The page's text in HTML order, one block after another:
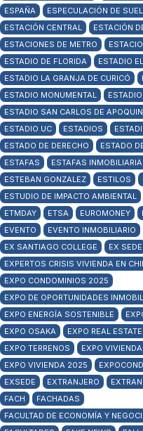
ESPAÑA
ESPECULACIÓN DE
ESTACIÓN CENTRAL
ESTACIÓN
ESTACIONES DE METRO
ESTADIO DE FLORIDA
ESTADIO
ESTADIO LA GRANJA DE CURICÓ
ESTADIO MONUMENTAL
ESTADIO SAN CARLOS DE
ESTADIO UC
ESTADIOS
ESTADO DE DERECHO
ESTADO
ESTAFAS
ESTAFAS
ESTEBAN GONZALEZ
ESTILOS
ESTUDIO DE IMPACTO AMBIENTAL
ETMDAY
ETSA EUROMONEY
EVENTO
EVENTO INMOBILIARIO
EX SANTIAGO COLLEGE
EX SEDE
EXPERTOS CRISIS VIVIENDA EN
EXPO CONDOMINIOS 2025
EXPO DE OPORTUNIDADES
EXPO ENERGÍA SOSTENIBLE
EXPO OSAKA
EXPO REAL ESTATE
EXPO TERRENOS
EXPO
EXPO VIVIENDA 2025
EXSEDE
EXTRANJERO
FACH
FACHADAS
FACULTAD DE ECONOMÍA Y